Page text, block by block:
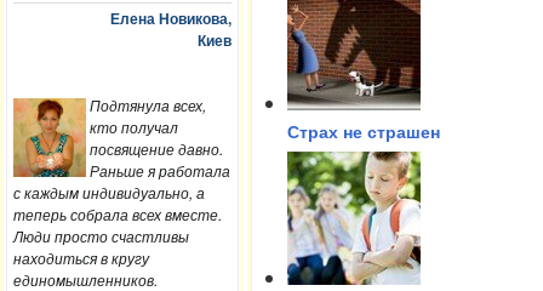
Елена Новикова,
Киев
Подтянула всех,
кто получал
посвящение давно.
Раньше я работала
с каждым индивидуально, а
теперь собрала всех вместе.
Люди просто счастливы
находиться в кругу
единомышленников.
Страх не страшен